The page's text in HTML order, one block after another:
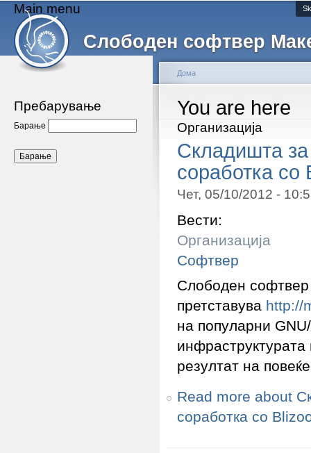
Слободен софтвер
Main menu
Пребарување
Барање
You are here
Дома
Организација
Складишта
соработка со
Чет, 05/10/2012 -
Вести:
Организација
Софтвер
Слободен
претставува http://
на популарни
резултат на
Read more about
соработка со